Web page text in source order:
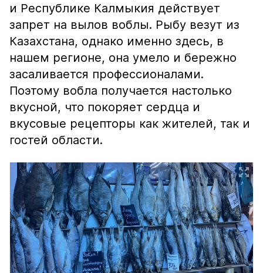
и Республике Калмыкия действует
запрет на вылов воблы. Рыбу везут из
Казахстана, однако именно здесь, в
нашем регионе, она умело и бережно
засаливается профессионалами.
Поэтому вобла получается настолько
вкусной, что покоряет сердца и
вкусовые рецепторы как жителей, так и
гостей области.